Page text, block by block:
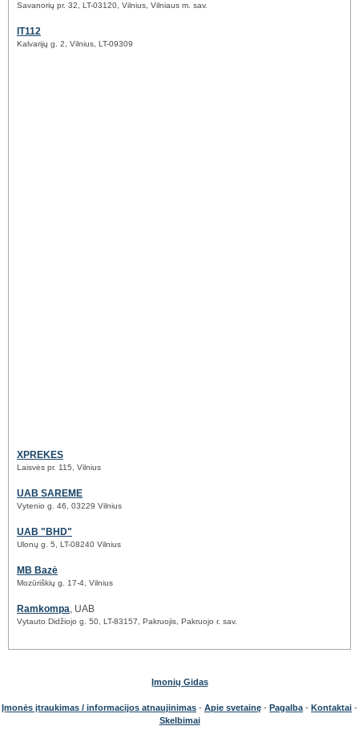
Savanorių pr. 32, LT-03120, Vilnius, Vilniaus m. sav.
IT112
Kalvarijų g. 2, Vilnius, LT-09309
XPREKES
Laisvės pr. 115, Vilnius
UAB SAREME
Vytenio g. 46, 03229 Vilnius
UAB "BHD"
Ulonų g. 5, LT-08240 Vilnius
MB Bazė
Mozūriškių g. 17-4, Vilnius
Ramkompa, UAB
Vytauto Didžiojo g. 50, LT-83157, Pakruojis, Pakruojo r. sav.
Įmonių Gidas
Įmonės įtraukimas / informacijos atnaujinimas - Apie svetainę - Pagalba - Kontaktai -
Skelbimai